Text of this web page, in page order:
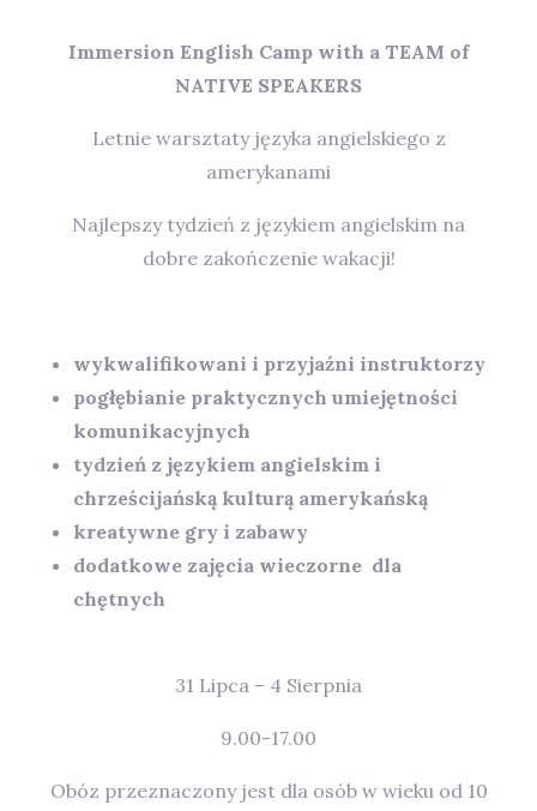
Immersion English Camp with a TEAM of
NATIVE SPEAKERS
Letnie warsztaty języka angielskiego z
amerykanami
Najlepszy tydzień z językiem angielskim na
dobre zakończenie wakacji!
wykwalifikowani i przyjaźni instruktorzy
pogłębianie praktycznych umiejętności
komunikacyjnych
tydzień z językiem angielskim i
chrześcijańską kulturą amerykańską
kreatywne gry i zabawy
dodatkowe zajęcia wieczorne dla
chętnych
31 Lipca – 4 Sierpnia
9.00-17.00
Obóz przeznaczony jest dla osób w wieku od 10